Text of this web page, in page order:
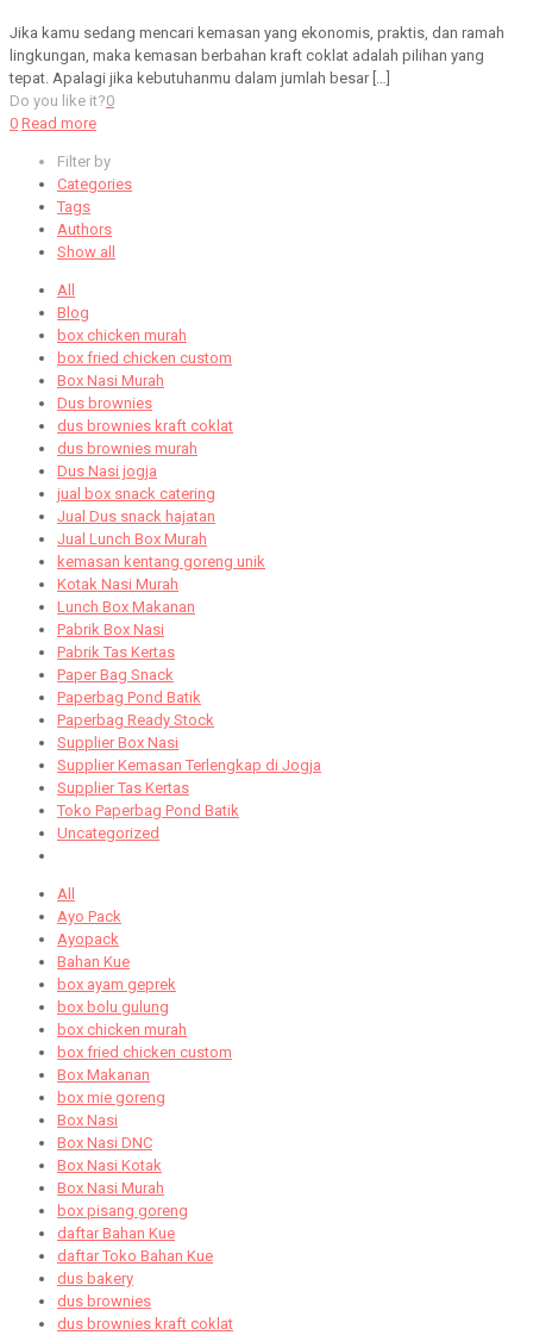
Jika kamu sedang mencari kemasan yang ekonomis, praktis, dan ramah
lingkungan, maka kemasan berbahan kraft coklat adalah pilihan yang
tepat. Apalagi jika kebutuhanmu dalam jumlah besar[…]
Do you like it?0
0 Read more
Filter by
Categories
Tags
Authors
Show all
All
Blog
box chicken murah
box fried chicken custom
Box Nasi Murah
Dus brownies
dus brownies kraft coklat
dus brownies murah
Dus Nasi jogja
jual box snack catering
Jual Dus snack hajatan
Jual Lunch Box Murah
kemasan kentang goreng unik
Kotak Nasi Murah
Lunch Box Makanan
Pabrik Box Nasi
Pabrik Tas Kertas
Paper Bag Snack
Paperbag Pond Batik
Paperbag Ready Stock
Supplier Box Nasi
Supplier Kemasan Terlengkap di Jogja
Supplier Tas Kertas
Toko Paperbag Pond Batik
Uncategorized
All
Ayo Pack
Ayopack
Bahan Kue
box ayam geprek
box bolu gulung
box chicken murah
box fried chicken custom
Box Makanan
box mie goreng
Box Nasi
Box Nasi DNC
Box Nasi Kotak
Box Nasi Murah
box pisang goreng
daftar Bahan Kue
daftar Toko Bahan Kue
dus bakery
dus brownies
dus brownies kraft coklat